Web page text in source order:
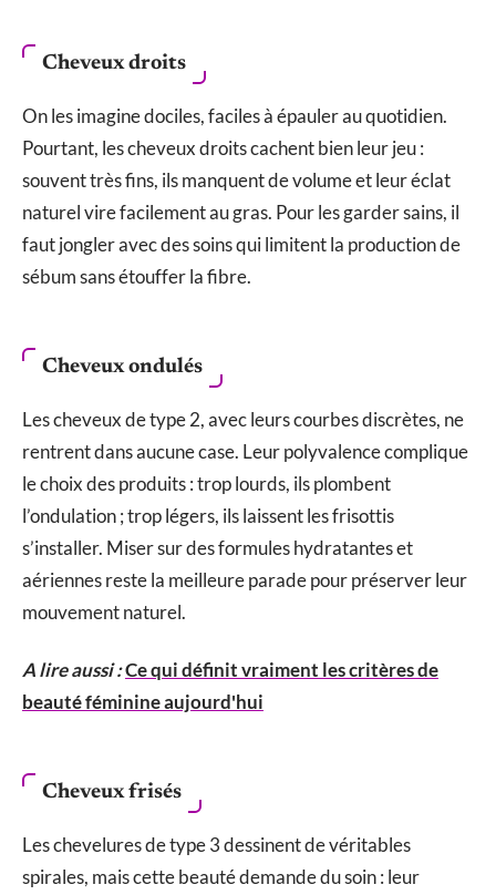
Cheveux droits
On les imagine dociles, faciles à épauler au quotidien.
Pourtant, les cheveux droits cachent bien leur jeu :
souvent très fins, ils manquent de volume et leur éclat
naturel vire facilement au gras. Pour les garder sains, il
faut jongler avec des soins qui limitent la production de
sébum sans étouffer la fibre.
Cheveux ondulés
Les cheveux de type 2, avec leurs courbes discrètes, ne
rentrent dans aucune case. Leur polyvalence complique
le choix des produits : trop lourds, ils plombent
l’ondulation ; trop légers, ils laissent les frisottis
s’installer. Miser sur des formules hydratantes et
aériennes reste la meilleure parade pour préserver leur
mouvement naturel.
A lire aussi :Ce qui définit vraiment les critères de
beauté féminine aujourd'hui
Cheveux frisés
Les chevelures de type 3 dessinent de véritables
spirales, mais cette beauté demande du soin : leur